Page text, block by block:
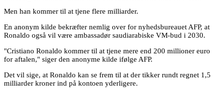
Men han kommer til at tjene flere milliarder.
En anonym kilde bekræfter nemlig over for nyhedsbureauet AFP, at
Ronaldo også vil være ambassadør saudiarabiske VM-bud i 2030.
"Cristiano Ronaldo kommer til at tjene mere end 200 millioner euro
for aftalen," siger den anonyme kilde ifølge AFP.
Det vil sige, at Ronaldo kan se frem til at der tikker rundt regnet 1,5
milliarder kroner ind på kontoen yderligere.